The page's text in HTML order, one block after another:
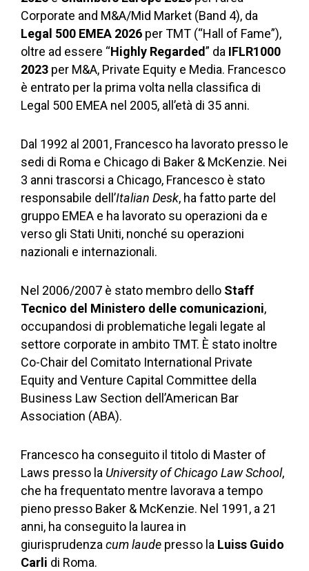
Corporate and M&A/Mid Market (Band 4), da
Legal 500 EMEA 2026 per TMT (“Hall of Fame”),
oltre ad essere “Highly Regarded” da IFLR1000
2023 per M&A, Private Equity e Media. Francesco
è entrato per la prima volta nella classifica di
Legal 500 EMEA nel 2005, all’età di 35 anni.
Dal 1992 al 2001, Francesco ha lavorato presso le
sedi di Roma e Chicago di Baker & McKenzie. Nei
3 anni trascorsi a Chicago, Francesco è stato
responsabile dell’Italian Desk, ha fatto parte del
gruppo EMEA e ha lavorato su operazioni da e
verso gli Stati Uniti, nonché su operazioni
nazionali e internazionali.
Nel 2006/2007 è stato membro dello Staff
Tecnico del Ministero delle comunicazioni,
occupandosi di problematiche legali legate al
settore corporate in ambito TMT. È stato inoltre
Co-Chair del Comitato International Private
Equity and Venture Capital Committee della
Business Law Section dell’American Bar
Association (ABA).
Francesco ha conseguito il titolo di Master of
Laws presso la University of Chicago Law School,
che ha frequentato mentre lavorava a tempo
pieno presso Baker & McKenzie. Nel 1991, a 21
anni, ha conseguito la laurea in
giurisprudenza cum laude presso la Luiss Guido
Carli di Roma.